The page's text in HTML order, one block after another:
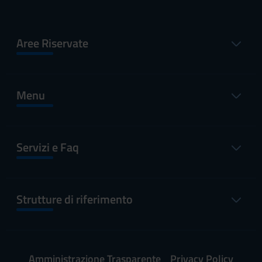
Aree Riservate
Menu
Servizi e Faq
Strutture di riferimento
Amministrazione Trasparente Privacy Policy